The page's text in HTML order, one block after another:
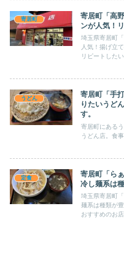
寄居町
寄居町「高
ンが人気！
埼玉県寄居町
人気！揚げ立
リピートしたい
うどん
寄居町「手
りたいうど
す。
寄居町にある
うどん店。食
定食
寄居町「ら
冷し麺系は
埼玉県寄居町
麺系は種類が
おすすめのお店